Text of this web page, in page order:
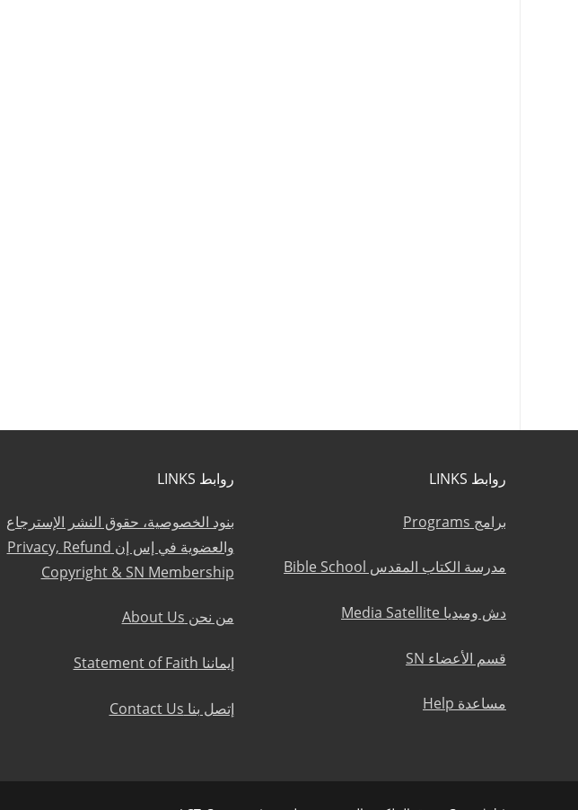
روابط LINKS
برامج Programs
مدرسة الكتاب المقدس Bible School
دش وميديا Media Satellite
قسم الأعضاء SN
مساعدة Help
روابط LINKS
بنود الخصوصية، حقوق النشر الإسترجاع
والعضوية في إس إن Privacy, Refund
Copyright & SN Membership
من نحن About Us
إيماننا Statement of Faith
إتصل بنا Contact Us